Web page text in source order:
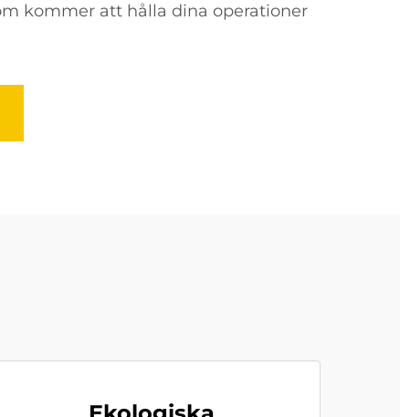
kommer att hålla dina operationer